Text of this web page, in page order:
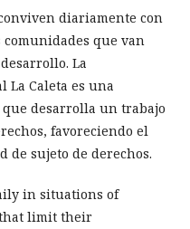
diariamente con
que van
La
La Caleta es una
desarrolla un trabajo
favoreciendo el
de sujeto de derechos.
in situations of
limit their